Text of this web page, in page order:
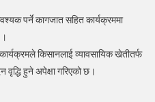
पर्ने कागजात सहित कार्यक्रममा
किसानलाई व्यावसायिक खेतीतर्फ
वृद्धि हुने अपेक्षा गरिएको छ।